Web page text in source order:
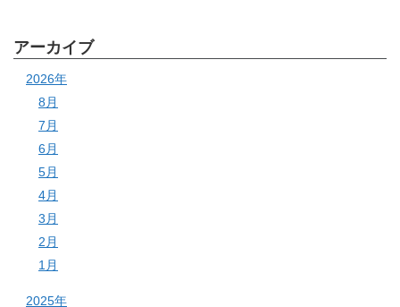
アーカイブ
2026年
8月
7月
6月
5月
4月
3月
2月
1月
2025年